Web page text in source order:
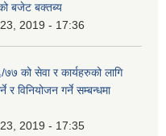
बजेट बक्तब्य
2019 - 17:36
को सेवा र कार्यहरुको लागि
विनियोजन गर्ने सम्बन्धमा
2019 - 17:35